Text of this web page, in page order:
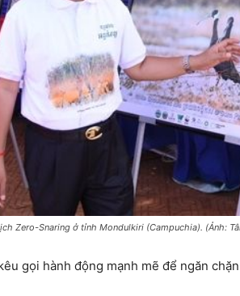
Zero-Snaring ở tỉnh Mondulkiri (Campuchia). (Ảnh:
gọi hành động mạnh mẽ để ngăn